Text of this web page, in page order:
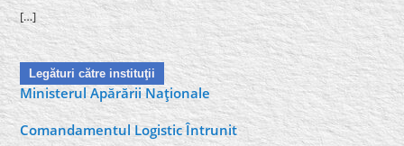
[…]
Legături către instituţii
Ministerul Apărării Naţionale
Comandamentul Logistic Întrunit